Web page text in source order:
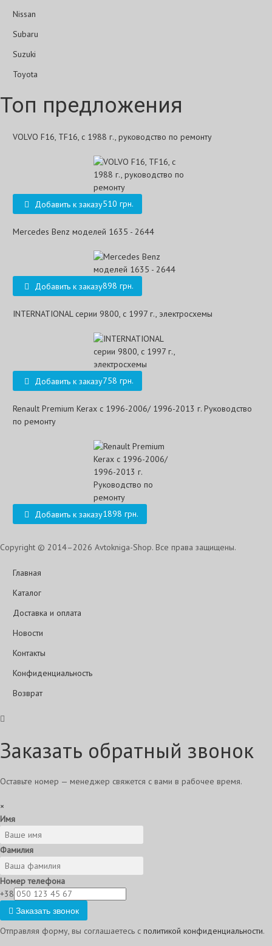
Nissan
Subaru
Suzuki
Toyota
Топ предложения
VOLVO F16, TF16, с 1988 г., руководство по ремонту
Добавить к заказу510 грн.
Mercedes Benz моделей 1635 - 2644
Добавить к заказу898 грн.
INTERNATIONAL серии 9800, с 1997 г., электросхемы
Добавить к заказу758 грн.
Renault Premium Kerax с 1996-2006/ 1996-2013 г. Руководство
по ремонту
Добавить к заказу1898 грн.
Copyright © 2014–2026 Avtokniga-Shop. Все права защищены.
Главная
Каталог
Доставка и оплата
Новости
Контакты
Конфиденциальность
Возврат
Заказать обратный звонок
Оставьте номер — менеджер свяжется с вами в рабочее время.
×
Имя
Фамилия
Номер телефона
+38
Заказать звонок
Отправляя форму, вы соглашаетесь с политикой конфиденциальности.